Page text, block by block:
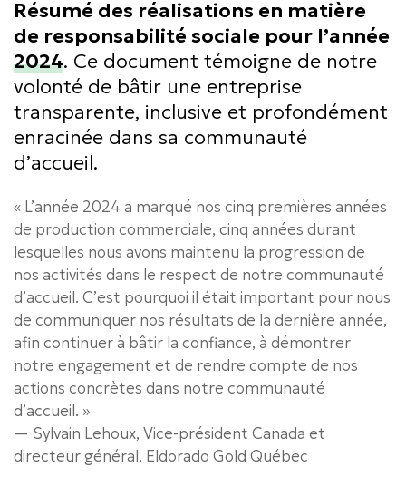
Résumé des réalisations en matière
de responsabilité sociale pour l’année
2024. Ce document témoigne de notre
volonté de bâtir une entreprise
transparente, inclusive et profondément
enracinée dans sa communauté
d’accueil.
« L’année 2024 a marqué nos cinq premières années
de production commerciale, cinq années durant
lesquelles nous avons maintenu la progression de
nos activités dans le respect de notre communauté
d’accueil. C’est pourquoi il était important pour nous
de communiquer nos résultats de la dernière année,
afin continuer à bâtir la confiance, à démontrer
notre engagement et de rendre compte de nos
actions concrètes dans notre communauté
d’accueil. »
— Sylvain Lehoux, Vice-président Canada et
directeur général, Eldorado Gold Québec